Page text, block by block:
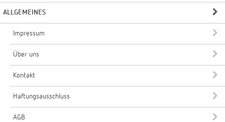
ALLGEMEINES
Impressum
Über uns
Kontakt
Haftungsausschluss
AGB